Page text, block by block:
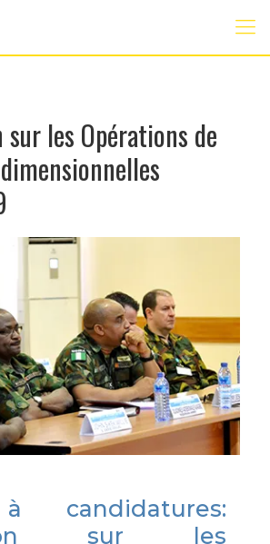
les Opérations de
candidatures:
sur les